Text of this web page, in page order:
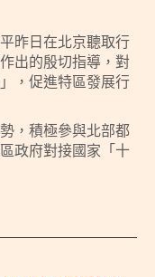
昨日在北京聽取行
出的殷切指導，對
，促進特區發展行
，積極參與北部都
政府對接國家「十